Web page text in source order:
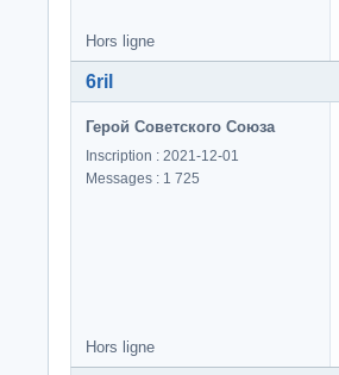
Hors ligne
6ril
Герой Советского Союза
Inscription : 2021-12-01
Messages : 1 725
Hors ligne